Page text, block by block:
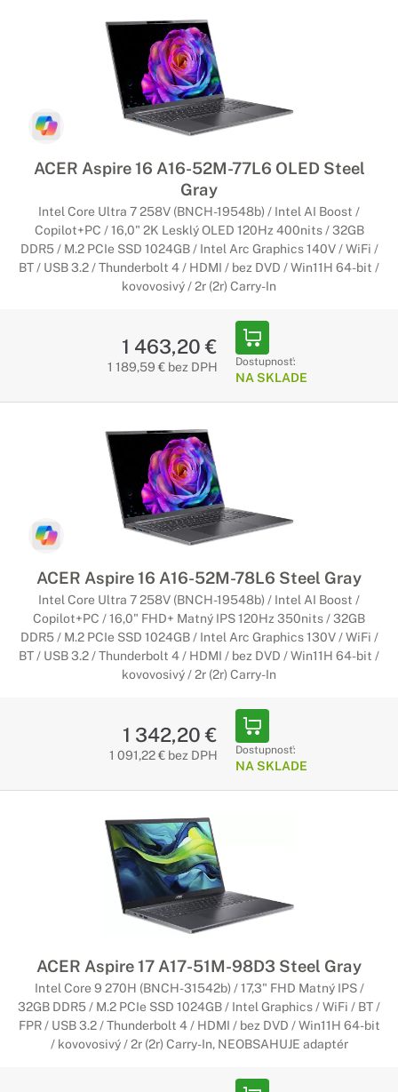
ACER Aspire 16 A16-52M-77L6 OLED Steel
Gray
Intel Core Ultra 7 258V (BNCH-19548b) / Intel AI Boost /
Copilot+PC / 16,0" 2K Lesklý OLED 120Hz 400nits / 32GB
DDR5 / M.2 PCIe SSD 1024GB / Intel Arc Graphics 140V / WiFi /
BT / USB 3.2 / Thunderbolt 4 / HDMI / bez DVD / Win11H 64-bit /
kovovosivý / 2r (2r) Carry-In
1 463,20 €
1 189,59 € bez DPH Dostupnosť:
NA SKLADE
ACER Aspire 16 A16-52M-78L6 Steel Gray
Intel Core Ultra 7 258V (BNCH-19548b) / Intel AI Boost /
Copilot+PC / 16,0" FHD+ Matný IPS 120Hz 350nits / 32GB
DDR5 / M.2 PCIe SSD 1024GB / Intel Arc Graphics 130V / WiFi /
BT / USB 3.2 / Thunderbolt 4 / HDMI / bez DVD / Win11H 64-bit /
kovovosivý / 2r (2r) Carry-In
1 342,20 €
1 091,22 € bez DPH Dostupnosť:
NA SKLADE
ACER Aspire 17 A17-51M-98D3 Steel Gray
Intel Core 9 270H (BNCH-31542b) / 17,3" FHD Matný IPS /
32GB DDR5 / M.2 PCIe SSD 1024GB / Intel Graphics / WiFi / BT /
FPR / USB 3.2 / Thunderbolt 4 / HDMI / bez DVD / Win11H 64-bit
/ kovovosivý / 2r (2r) Carry-In, NEOBSAHUJE adaptér